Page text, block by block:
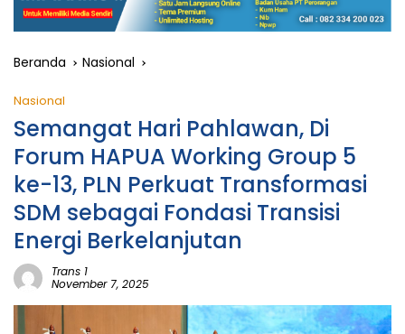
Beranda Nasional
Nasional
Semangat Hari Pahlawan, Di
Forum HAPUA Working Group 5
ke-13, PLN Perkuat Transformasi
SDM sebagai Fondasi Transisi
Energi Berkelanjutan
Trans 1
November 7, 2025